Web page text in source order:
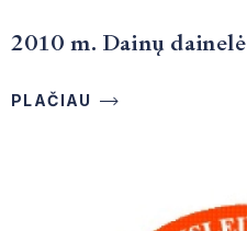
2010 m. Dainų dainelė
PLAČIAU